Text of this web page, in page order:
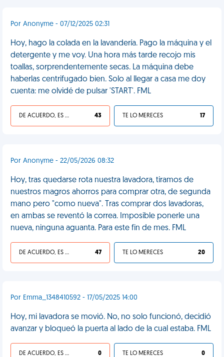
Por Anonyme - 07/12/2025 02:31
Hoy, hago la colada en la lavandería. Pago la máquina y el
detergente y me voy. Una hora más tarde recojo mis
toallas, sorprendentemente secas. La máquina debe
haberlas centrifugado bien. Solo al llegar a casa me doy
cuenta: me olvidé de pulsar 'START'. FML
DE ACUERDO, ES UNA VIDA HP 43 TE LO MERECES 17
Por Anonyme - 22/05/2026 08:32
Hoy, tras quedarse rota nuestra lavadora, tiramos de
nuestros magros ahorros para comprar otra, de segunda
mano pero "como nueva". Tras comprar dos lavadoras,
en ambas se reventó la correa. Imposible ponerle una
nueva, ninguna aguanta. Para este fin de mes. FML
DE ACUERDO, ES UNA VIDA HP 47 TE LO MERECES 20
Por Emma_1348410592 - 17/05/2025 14:00
Hoy, mi lavadora se movió. No, no solo funcionó, decidió
avanzar y bloqueó la puerta al lado de la cual estaba. FML
DE ACUERDO, ES UNA VIDA HP 0 TE LO MERECES 0